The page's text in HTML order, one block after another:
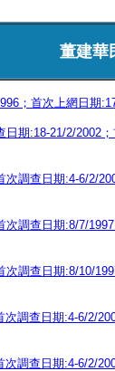
董建華
；首次上網日期
期:18-21/2/2002
調查日期:4-6/2/
調查日期:8/7/
調查日期:8/10/
調查日期:4-6/2/
調查日期:4-6/2/